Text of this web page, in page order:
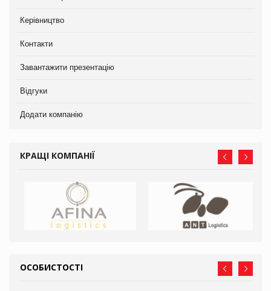
Керівництво
Контакти
Завантажити презентацію
Відгуки
Додати компанію
КРАЩІ КОМПАНІЇ
ОСОБИСТОСТІ